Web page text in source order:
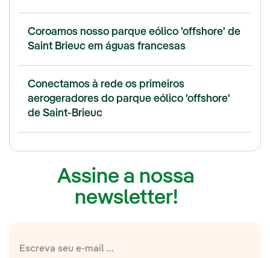
Coroamos nosso parque eólico 'offshore' de
Saint Brieuc em águas francesas
Conectamos à rede os primeiros
aerogeradores do parque eólico 'offshore'
de Saint-Brieuc
Assine a nossa
newsletter!